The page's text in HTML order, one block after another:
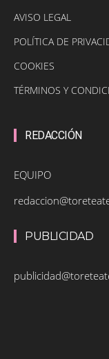
AVISO LEGAL
POLÍTICA DE
COOKIES
TÉRMINOS Y
REDACCIÓN
EQUIPO
PUBLICIDAD